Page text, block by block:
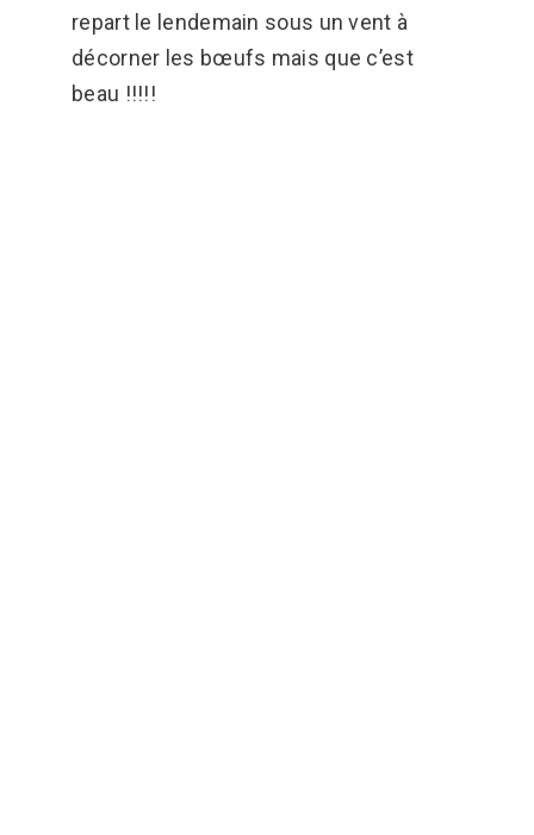
repart le lendemain sous un vent à
décorner les bœufs mais que c’est
beau !!!!!